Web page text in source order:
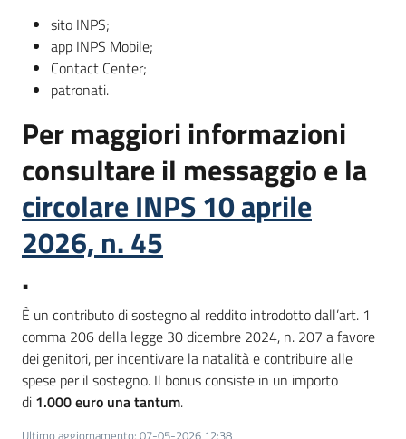
sito INPS;
app INPS Mobile;
Contact Center;
patronati.
Per maggiori informazioni
consultare il messaggio e la
circolare INPS 10 aprile
2026, n. 45
.
È un contributo di sostegno al reddito introdotto dall’art. 1
comma 206 della legge 30 dicembre 2024, n. 207 a favore
dei genitori, per incentivare la natalità e contribuire alle
spese per il sostegno. Il bonus consiste in un importo
di 1.000 euro una tantum.
Ultimo aggiornamento: 07-05-2026 12:38